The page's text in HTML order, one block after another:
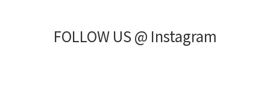
FOLLOW US @ Instagram